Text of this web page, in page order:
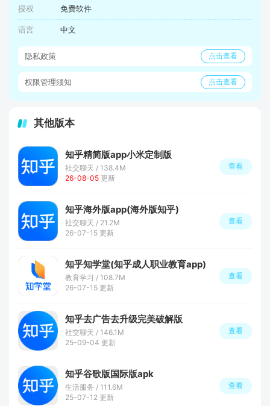
授权 免费软件
语言 中文
隐私政策 点击查看
权限管理须知 点击查看
其他版本
知乎精简版app小米定制版
社交聊天 / 138.4M
26-08-05 更新
查看
知乎海外版app(海外版知乎)
社交聊天 / 21.2M
26-07-15 更新
查看
知乎知学堂(知乎成人职业教育app)
教育学习 / 108.7M
26-07-15 更新
查看
知乎去广告去升级完美破解版
社交聊天 / 146.1M
25-09-04 更新
查看
知乎谷歌版国际版apk
生活服务 / 111.6M
25-07-12 更新
查看